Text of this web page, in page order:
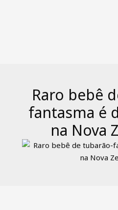
Raro bebê
fantasma é
na Nova